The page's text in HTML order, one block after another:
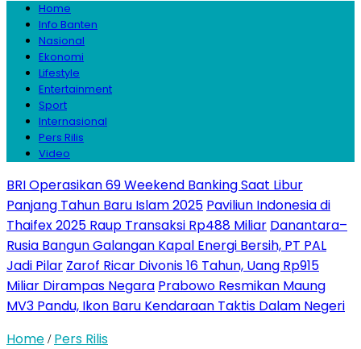
Home
Info Banten
Nasional
Ekonomi
Lifestyle
Entertainment
Sport
Internasional
Pers Rilis
Video
BRI Operasikan 69 Weekend Banking Saat Libur
Panjang Tahun Baru Islam 2025 Paviliun Indonesia di
Thaifex 2025 Raup Transaksi Rp488 Miliar Danantara–
Rusia Bangun Galangan Kapal Energi Bersih, PT PAL
Jadi Pilar Zarof Ricar Divonis 16 Tahun, Uang Rp915
Miliar Dirampas Negara Prabowo Resmikan Maung
MV3 Pandu, Ikon Baru Kendaraan Taktis Dalam Negeri
Home / Pers Rilis